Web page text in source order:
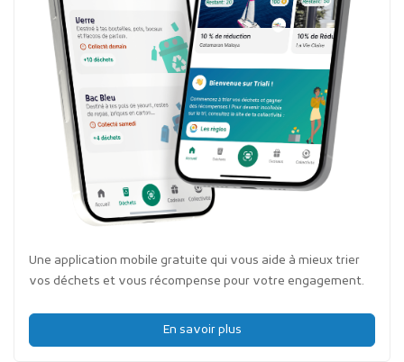
Une application mobile gratuite qui vous aide à mieux trier
vos déchets et vous récompense pour votre engagement.
En savoir plus